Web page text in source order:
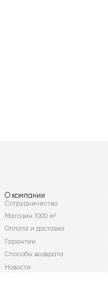
О компании
Сотрудничество
Магазин 1000 м²
Оплата и доставка
Гарантии
Способы возврата
Новости